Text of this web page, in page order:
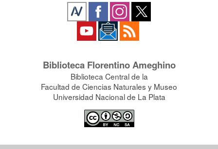
Biblioteca Florentino Ameghino
Biblioteca Central de la
Facultad de Ciencias Naturales y Museo
Universidad Nacional de La Plata